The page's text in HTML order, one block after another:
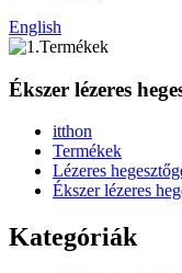
English
Ékszer lézeres
itthon
Termékek
Lézeres
Ékszer lézeres
Kategóriák